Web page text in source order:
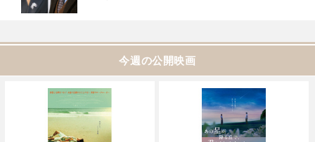
今週の公開映画